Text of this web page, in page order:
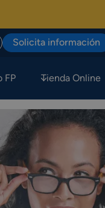
Sólo Hoy,
Solicita información
FP Tienda Online